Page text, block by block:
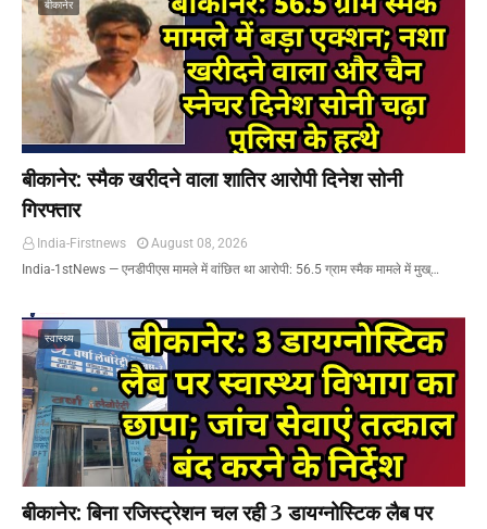
बीकानेर
बीकानेर: स्मैक खरीदने वाला शातिर आरोपी दिनेश सोनी
गिरफ्तार
India-Firstnews
August 08, 2026
India-1stNews ​— एनडीपीएस मामले में वांछित था आरोपी: 56.5 ग्राम स्मैक मामले में मुख्…
स्वास्थ्य
बीकानेर: बिना रजिस्ट्रेशन चल रही 3 डायग्नोस्टिक लैब पर